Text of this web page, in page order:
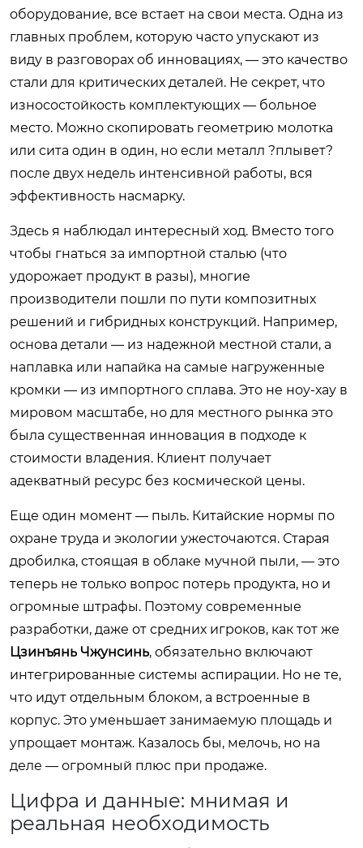
оборудование, все встает на свои места. Одна из
главных проблем, которую часто упускают из
виду в разговорах об инновациях, — это качество
стали для критических деталей. Не секрет, что
износостойкость комплектующих — больное
место. Можно скопировать геометрию молотка
или сита один в один, но если металл ?плывет?
после двух недель интенсивной работы, вся
эффективность насмарку.
Здесь я наблюдал интересный ход. Вместо того
чтобы гнаться за импортной сталью (что
удорожает продукт в разы), многие
производители пошли по пути композитных
решений и гибридных конструкций. Например,
основа детали — из надежной местной стали, а
наплавка или напайка на самые нагруженные
кромки — из импортного сплава. Это не ноу-хау в
мировом масштабе, но для местного рынка это
была существенная инновация в подходе к
стоимости владения. Клиент получает
адекватный ресурс без космической цены.
Еще один момент — пыль. Китайские нормы по
охране труда и экологии ужесточаются. Старая
дробилка, стоящая в облаке мучной пыли, — это
теперь не только вопрос потерь продукта, но и
огромные штрафы. Поэтому современные
разработки, даже от средних игроков, как тот же
Цзинъянь Чжунсинь, обязательно включают
интегрированные системы аспирации. Но не те,
что идут отдельным блоком, а встроенные в
корпус. Это уменьшает занимаемую площадь и
упрощает монтаж. Казалось бы, мелочь, но на
деле — огромный плюс при продаже.
Цифра и данные: мнимая и
реальная необходимость